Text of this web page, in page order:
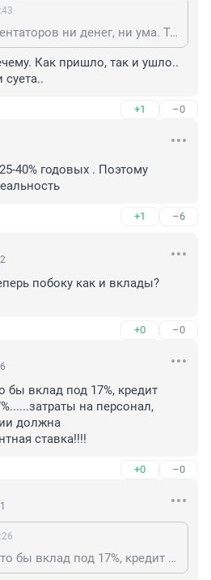
У некоторых комментаторов ни денег, ни ума. Только зависть и злоба.
Как пришло, так и ушло..
+1 –0
40% годовых . Поэтому
+1 –6
побоку как и вклады?
+0 –0
бы вклад под 17%, кредит
на персонал,
должна
ставка!!!!
+0 –0
Нет не реально....что бы вклад под 17%, кредит должен быть под 67%......затраты на персонал, прибыль организации должна покрывать.....процентная ставка!!!!